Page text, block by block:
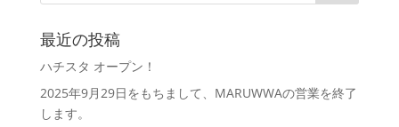
最近の投稿
ハチスタ オープン！
2025年9月29日をもちまして、MARUWWAの営業を終了
します。